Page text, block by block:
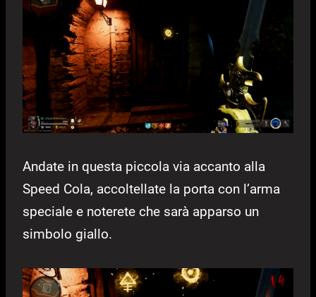
Andate in questa piccola via accanto alla
Speed Cola, accoltellate la porta con l’arma
speciale e noterete che sarà apparso un
simbolo giallo.